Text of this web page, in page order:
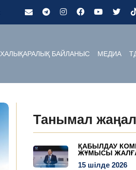
ХАЛЫҚАРАЛЫҚ БАЙЛАНЫС МЕДИА
Танымал
ҚАБЫЛДАУ
ЖҰМЫСЫ
15 шілде 2026